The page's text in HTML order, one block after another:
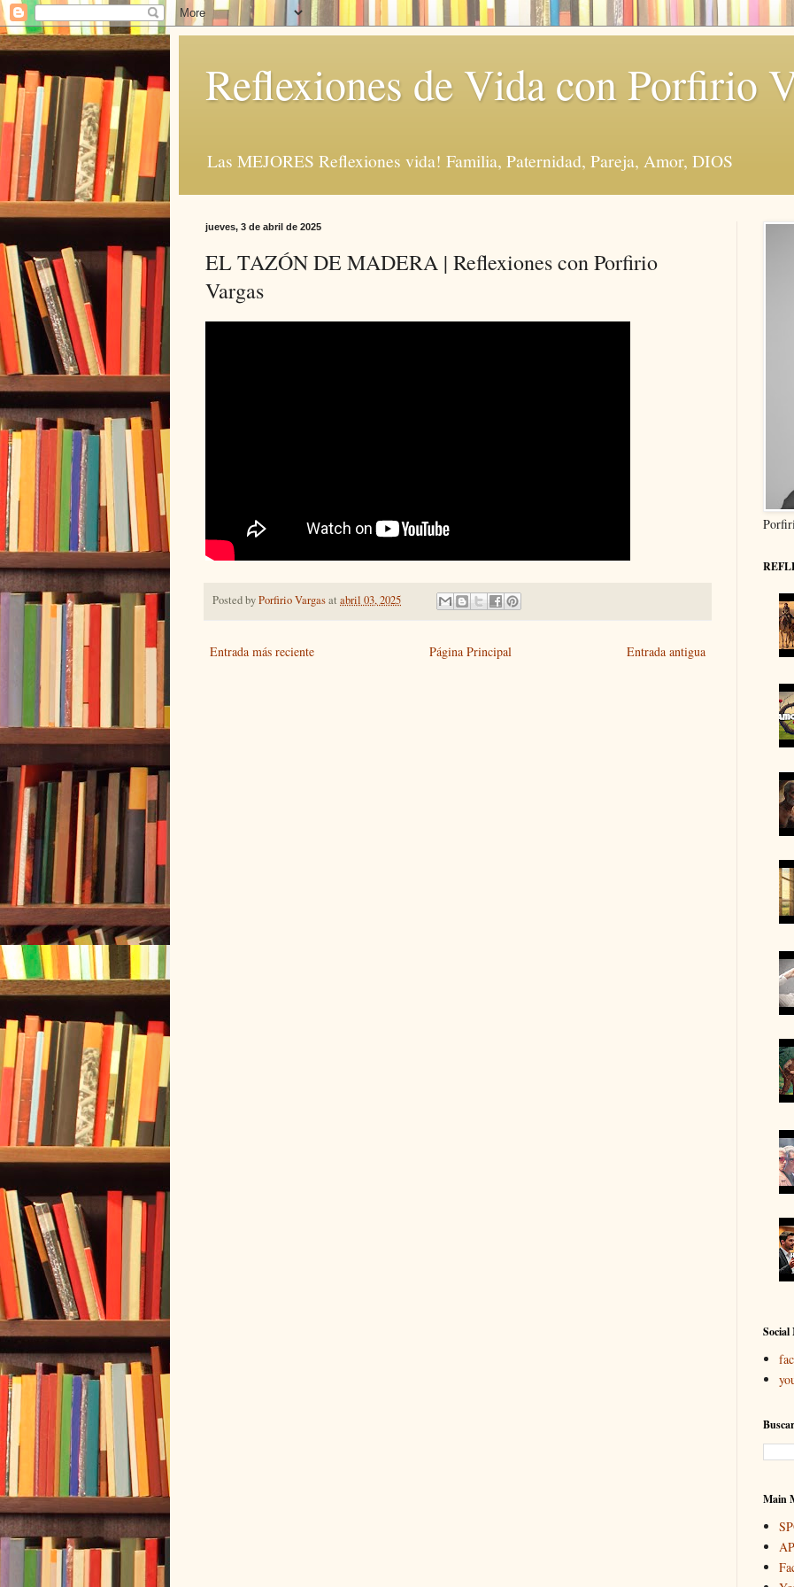
Reflexiones de Vida con Porfirio
Las MEJORES Reflexiones vida! Familia, Paternidad, Pareja, Amor, DIOS
jueves, 3 de abril de 2025
EL TAZÓN DE MADERA | Reflexiones con Porfirio
Vargas
Posted byPorfirio Vargasat abril 03, 2025
Entrada más reciente Entrada antigua
Página Principal
Social
Main